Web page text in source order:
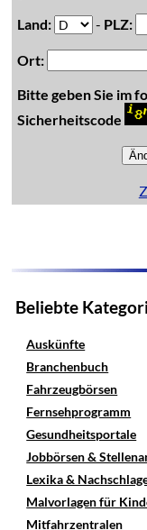
Land:
- PLZ:
Ort:
Bitte geben Sie im
Sicherheitscode
Beliebte
Auskünfte
Branchenbuch
Fahrzeugbörsen
Fernsehprogramm
Gesundheitsportale
Jobbörsen &
Lexika &
Malvorlagen für
Mitfahrzentralen